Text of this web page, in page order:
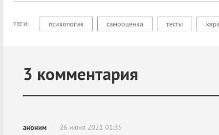
ТЕГИ: психология самооценка тесты
3 комментария
аноним 26 июня 2021 01:35